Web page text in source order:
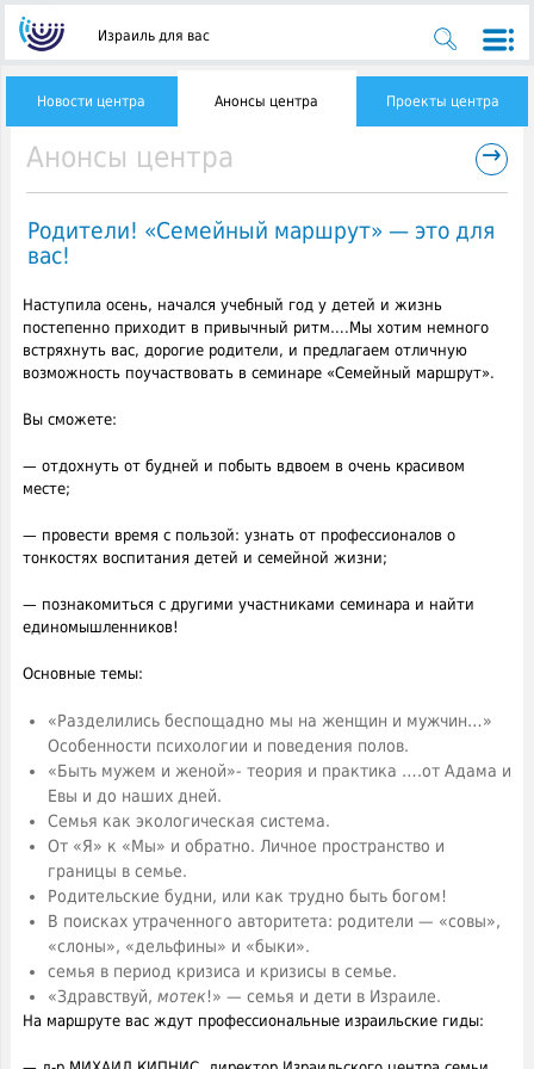
Израиль для вас
Новости центра Анонсы центра Проекты центра
Анонсы центра →
Родители! «Семейный маршрут» — это для
вас!
Наступила осень, начался учебный год у детей и жизнь
постепенно приходит в привычный ритм….Мы хотим немного
встряхнуть вас, дорогие родители, и предлагаем отличную
возможность поучаствовать в семинаре «Семейный маршрут».
Вы сможете:
— отдохнуть от будней и побыть вдвоем в очень красивом
месте;
— провести время с пользой: узнать от профессионалов о
тонкостях воспитания детей и семейной жизни;
— познакомиться с другими участниками семинара и найти
единомышленников!
Основные темы:
«Разделились беспощадно мы на женщин и мужчин…»
Особенности психологии и поведения полов.
«Быть мужем и женой»- теория и практика ….от Адама и
Евы и до наших дней.
Семья как экологическая система.
От «Я» к «Мы» и обратно. Личное пространство и
границы в семье.
Родительские будни, или как трудно быть богом!
В поисках утраченного авторитета: родители — «совы»,
«слоны», «дельфины» и «быки».
семья в период кризиса и кризисы в семье.
«Здравствуй, мотек!» — семья и дети в Израиле.
На маршруте вас ждут профессиональные израильские гиды: